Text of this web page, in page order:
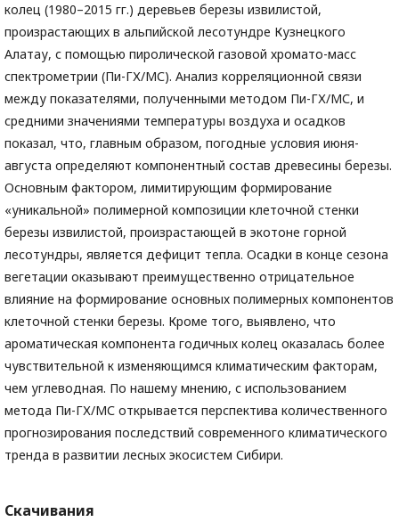
колец (1980–2015 гг.) деревьев березы извилистой,
произрастающих в альпийской лесотундре Кузнецкого
Алатау, с помощью пиролической газовой хромато-масс
спектрометрии (Пи-ГХ/МС). Анализ корреляционной связи
между показателями, полученными методом Пи-ГХ/МС, и
средними значениями температуры воздуха и осадков
показал, что, главным образом, погодные условия июня-
августа определяют компонентный состав древесины березы.
Основным фактором, лимитирующим формирование
«уникальной» полимерной композиции клеточной стенки
березы извилистой, произрастающей в экотоне горной
лесотундры, является дефицит тепла. Осадки в конце сезона
вегетации оказывают преимущественно отрицательное
влияние на формирование основных полимерных компонентов
клеточной стенки березы. Кроме того, выявлено, что
ароматическая компонента годичных колец оказалась более
чувствительной к изменяющимся климатическим факторам,
чем углеводная. По нашему мнению, с использованием
метода Пи-ГХ/МС открывается перспектива количественного
прогнозирования последствий современного климатического
тренда в развитии лесных экосистем Сибири.
Скачивания